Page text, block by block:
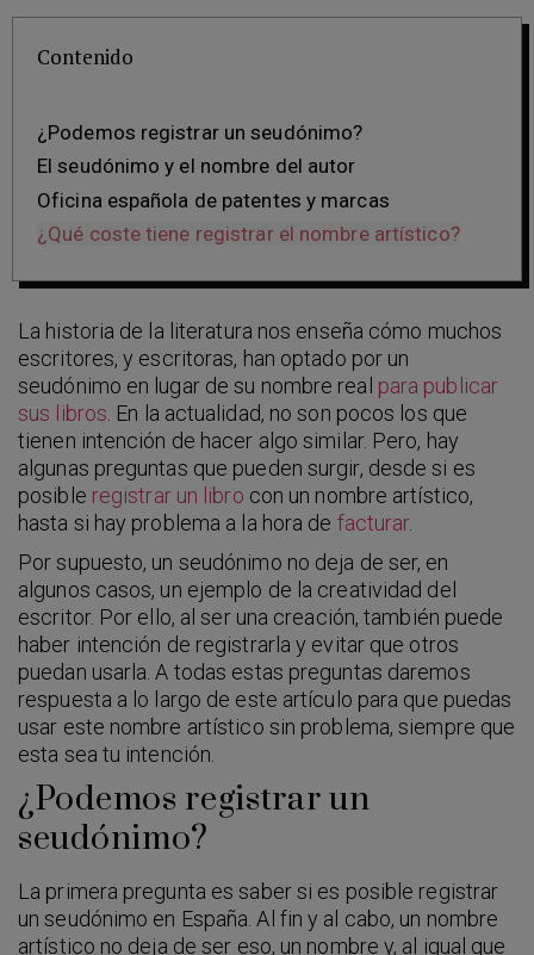
Contenido
¿Podemos registrar un seudónimo?
El seudónimo y el nombre del autor
Oficina española de patentes y marcas
¿Qué coste tiene registrar el nombre artístico?
La historia de la literatura nos enseña cómo muchos
escritores, y escritoras, han optado por un
seudónimo en lugar de su nombre real para publicar
sus libros . En la actualidad, no son pocos los que
tienen intención de hacer algo similar. Pero, hay
algunas preguntas que pueden surgir, desde si es
posible registrar un libro con un nombre artístico,
hasta si hay problema a la hora de facturar.
Por supuesto, un seudónimo no deja de ser, en
algunos casos, un ejemplo de la creatividad del
escritor. Por ello, al ser una creación, también puede
haber intención de registrarla y evitar que otros
puedan usarla. A todas estas preguntas daremos
respuesta a lo largo de este artículo para que puedas
usar este nombre artístico sin problema, siempre que
esta sea tu intención.
¿Podemos registrar un
seudónimo?
La primera pregunta es saber si es posible registrar
un seudónimo en España. Al fin y al cabo, un nombre
artístico no deja de ser eso, un nombre y, al igual que